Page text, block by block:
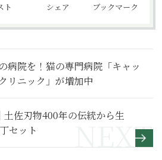
ト シェア ブックマーク
病院を！猫の専門病院「キャッ
リニック」が増加中
佐刃物400年の伝統から生
セット